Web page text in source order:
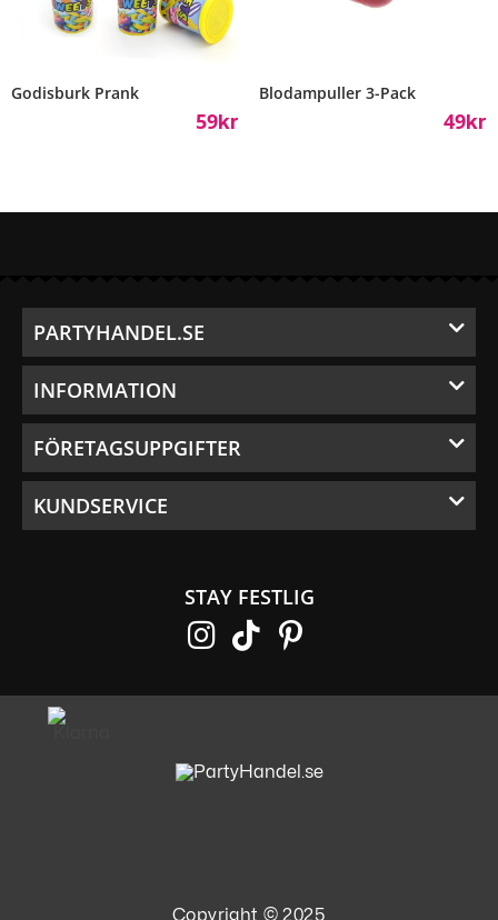
Godisburk Prank
59Kr
Blodampuller 3-Pack
49Kr
PARTYHANDEL.SE
INFORMATION
FÖRETAGSUPPGIFTER
KUNDSERVICE
STAY FESTLIG
Copyright © 2025